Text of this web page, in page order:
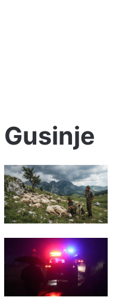
Gusinje